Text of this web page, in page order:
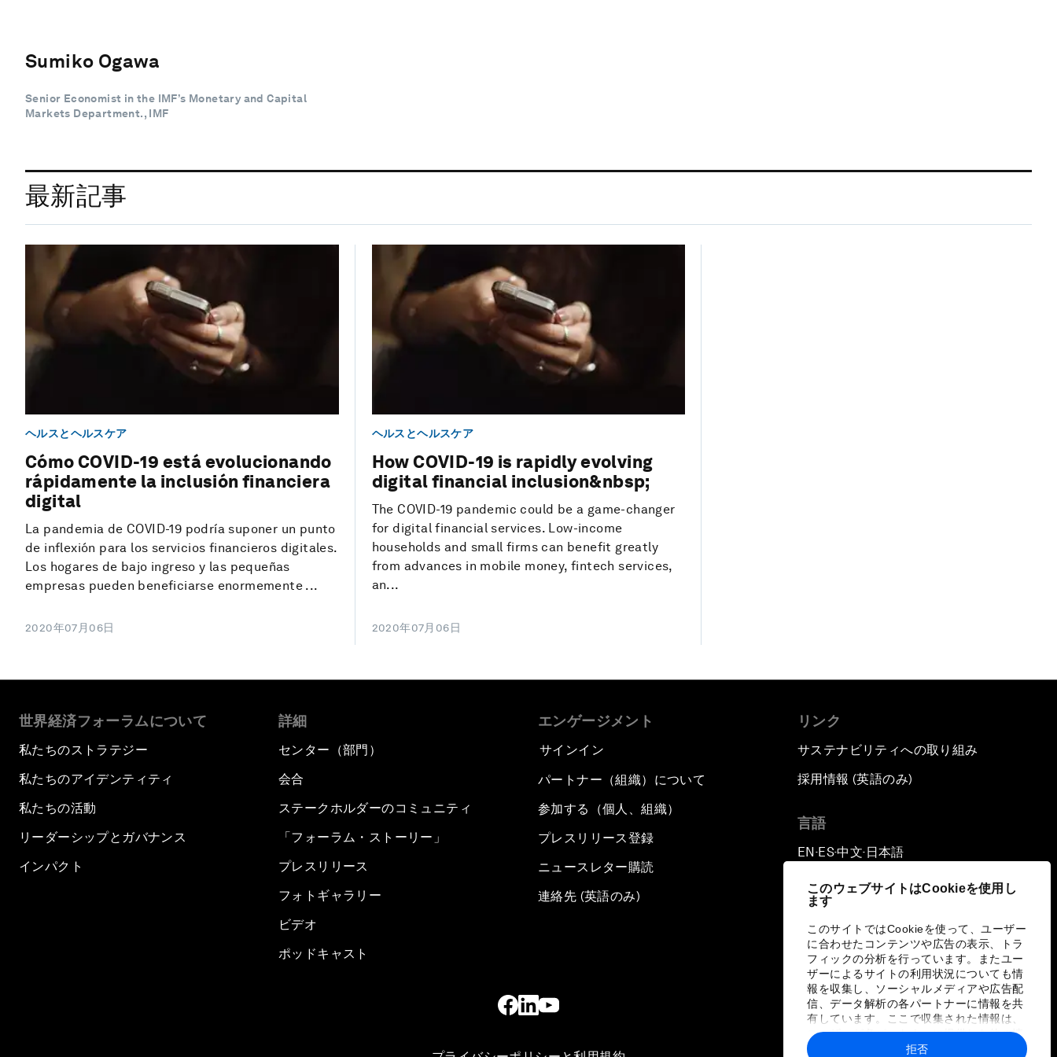
このウェブサイトはCookieを使用し
ます
このサイトではCookieを使って、ユーザー
に合わせたコンテンツや広告の表示、トラ
フィックの分析を行っています。またユー
ザーによるサイトの利用状況についても情
報を収集し、ソーシャルメディアや広告配
信、データ解析の各パートナーに情報を共
有しています。ここで収集された情報は、
ユーザーが各パートナーに提供した他の情
報や各パートナーのサービスを使用した際
拒否
Sumiko Ogawa
Senior Economist in the IMF’s Monetary and Capital
Markets Department., IMF
最新記事
ヘルスとヘルスケア
Cómo COVID-19 está evolucionando
rápidamente la inclusión financiera
digital
La pandemia de COVID-19 podría suponer un punto
de inflexión para los servicios financieros digitales.
Los hogares de bajo ingreso y las pequeñas
empresas pueden beneficiarse enormemente ...
2020年07月06日
ヘルスとヘルスケア
How COVID-19 is rapidly evolving
digital financial inclusion&nbsp;
The COVID-19 pandemic could be a game-changer
for digital financial services. Low-income
households and small firms can benefit greatly
from advances in mobile money, fintech services,
an...
2020年07月06日
世界経済フォーラムについて
私たちのストラテジー
私たちのアイデンティティ
私たちの活動
リーダーシップとガバナンス
インパクト
詳細
センター（部門）
会合
ステークホルダーのコミュニティ
「フォーラム・ストーリー」
プレスリリース
フォトギャラリー
ビデオ
ポッドキャスト
エンゲージメント
サインイン
パートナー（組織）について
参加する（個人、組織）
プレスリリース登録
ニュースレター購読
連絡先 (英語のみ)
リンク
サステナビリティへの取り組み
採用情報 (英語のみ)
言語
EN ▪ ES▪中文▪ 日本語